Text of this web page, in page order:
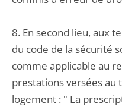
8. En second lieu, aux
du code de la sécurité
comme applicable au
prestations versées au
logement : " La